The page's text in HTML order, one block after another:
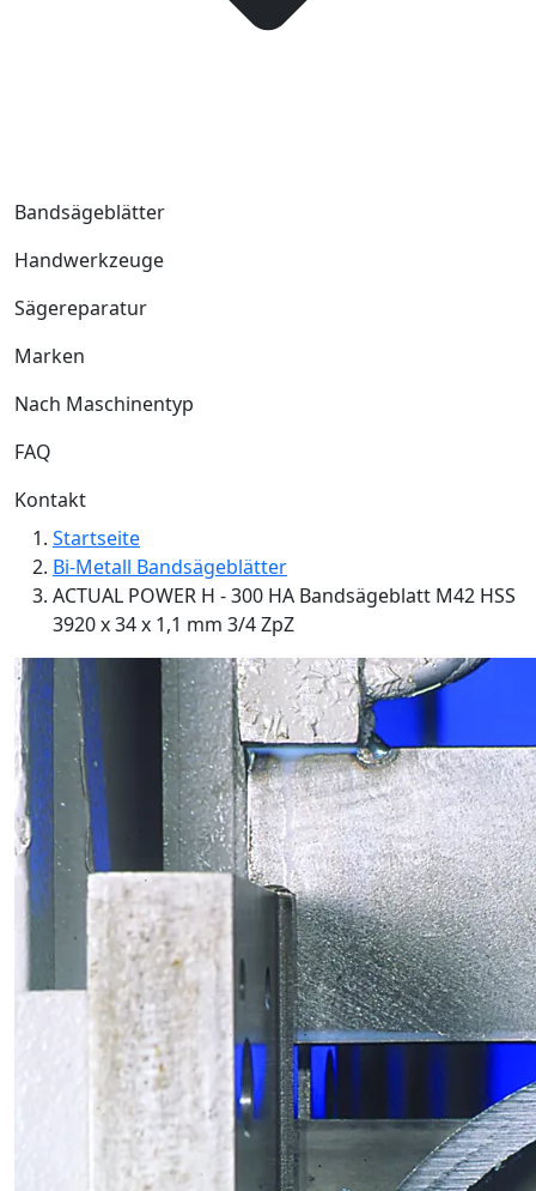
Bandsägeblätter
Handwerkzeuge
Sägereparatur
Marken
Nach Maschinentyp
FAQ
Kontakt
Startseite
Bi-Metall Bandsägeblätter
ACTUAL POWER H - 300 HA Bandsägeblatt M42 HSS
3920 x 34 x 1,1 mm 3/4 ZpZ